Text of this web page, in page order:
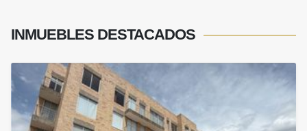
INMUEBLES DESTACADOS